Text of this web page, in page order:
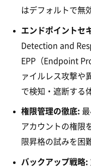
はデフォルトで無
エンドポイントセ
Detection and
EPP（Endpoint
ァイルレス攻撃や
で検知・遮断する
権限管理の徹底:
アカウントの権限
限昇格の試みを困
バックアップ戦略: